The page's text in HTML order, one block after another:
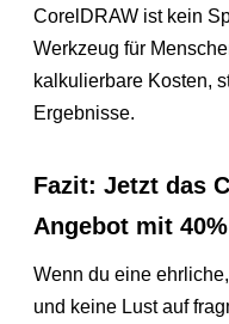
CorelDRAW ist kein
Werkzeug für
kalkulierbare Kosten,
Ergebnisse.
Fazit: Jetzt das
Angebot mit
Wenn du eine
und keine Lust auf